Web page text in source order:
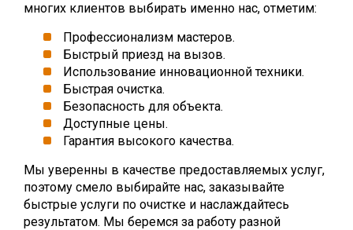
многих клиентов выбирать именно нас, отметим:
Профессионализм мастеров.
Быстрый приезд на вызов.
Использование инновационной техники.
Быстрая очистка.
Безопасность для объекта.
Доступные цены.
Гарантия высокого качества.
Мы уверенны в качестве предоставляемых услуг,
поэтому смело выбирайте нас, заказывайте
быстрые услуги по очистке и наслаждайтесь
результатом. Мы беремся за работу разной